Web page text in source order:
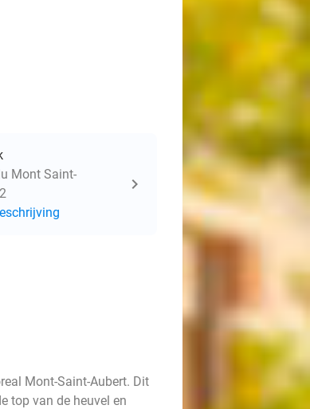
Mont Saint-
Mont-Saint-Aubert. Dit
top van de heuvel en